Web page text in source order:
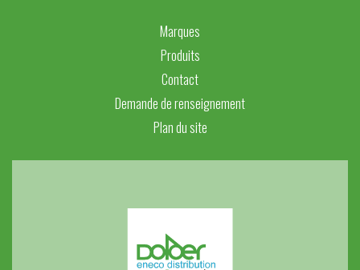
Marques
Produits
Contact
Demande de renseignement
Plan du site